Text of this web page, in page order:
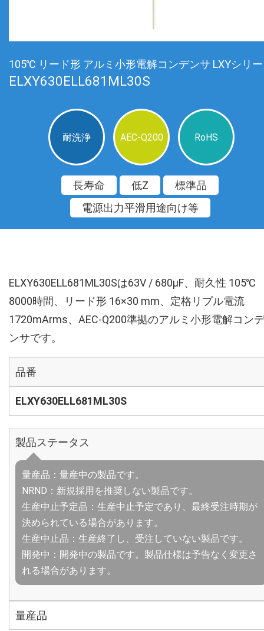
105℃ リード形 アルミ小形電解コンデンサ LXYシリ
ELXY630ELL681ML30S
耐洗浄 AEC-Q200 RoHS
長寿命 低Z
標準品
電源出力平滑用途向け等
ELXY630ELL681ML30Sは63V / 680µF、耐久性 105℃
8000時間、リード形 16×30 mm、定格リプル電流
1720mArms、AEC-Q200準拠のアルミ小形電解コンデ
ンサです。
品番
ELXY630ELL681ML30S
製品ステータス
量産品：量産中の製品です。
NRND：新規採用を推奨しない製品です。
生産中止予定品：生産中止予定であり、最終受注時期が
決められている場合があります。
生産中止品：生産終了し、受注していない製品です。
開発中：開発中の製品です。製品仕様は予告なく変更さ
れる場合があります。
量産品